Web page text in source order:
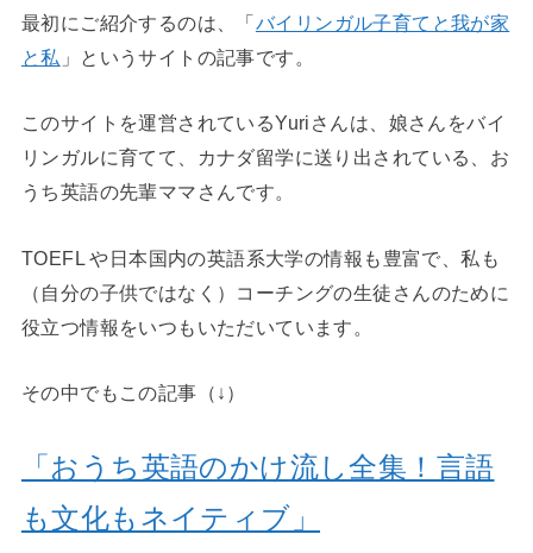
最初にご紹介するのは、「バイリンガル子育てと我が家
と私 」というサイトの記事です。
このサイトを運営されているYuriさんは、娘さんをバイ
リンガルに育てて、カナダ留学に送り出されている、お
うち英語の先輩ママさんです。
TOEFL や日本国内の英語系大学の情報も豊富で、私も
（自分の子供ではなく）コーチングの生徒さんのために
役立つ情報をいつもいただいています。
その中でもこの記事（↓）
「おうち英語のかけ流し全集！言語
も文化もネイティブ」